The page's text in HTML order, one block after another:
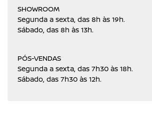
SHOWROOM
Segunda a sexta, das 8h às 19h.
Sábado, das 8h às 13h.
PÓS-VENDAS
Segunda a sexta, das 7h30 às 18h.
Sábado, das 7h30 às 12h.